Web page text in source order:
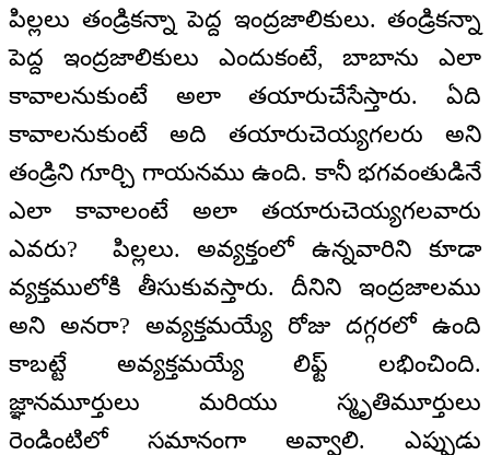
పిల్లలు తండ్రికన్నా పెద్ద ఇంద్రజాలికులు. తండ్రికన్నా
పెద్ద ఇంద్రజాలికులు ఎందుకంటే, బాబాను ఎలా
కావాలనుకుంటే అలా తయారుచేసేస్తారు. ఏది
కావాలనుకుంటే అది తయారుచెయ్యగలరు అని
తండ్రిని గూర్చి గాయనము ఉంది. కానీ భగవంతుడినే
ఎలా కావాలంటే అలా తయారుచెయ్యగలవారు
ఎవరు? పిల్లలు. అవ్యక్తంలో ఉన్నవారిని కూడా
వ్యక్తములోకి తీసుకువస్తారు. దీనిని ఇంద్రజాలము
అని అనరా? అవ్యక్తమయ్యే రోజు దగ్గరలో ఉంది
కాబట్టే అవ్యక్తమయ్యే లిఫ్ట్ లభించింది.
జ్ఞానమూర్తులు మరియు స్మృతిమూర్తులు
రెండింటిలో సమానంగా అవ్వాలి. ఎప్పుడు